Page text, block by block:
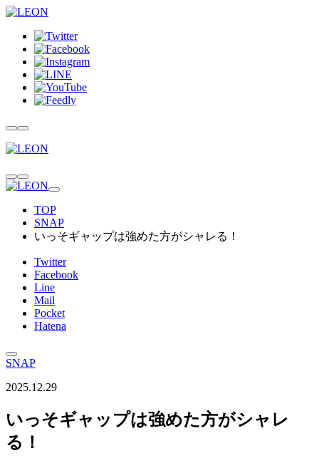
TOP
SNAP
いっそギャップは強めた方がシャレる！
Twitter
Facebook
Line
Mail
Pocket
Hatena
SNAP
2025.12.29
いっそギャップは強めた方がシャレ
る！